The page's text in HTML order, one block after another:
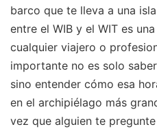
barco que te lleva a una
entre el WIB y el WIT es
cualquier viajero o
importante no es solo
sino entender cómo esa
en el archipiélago más
vez que alguien te